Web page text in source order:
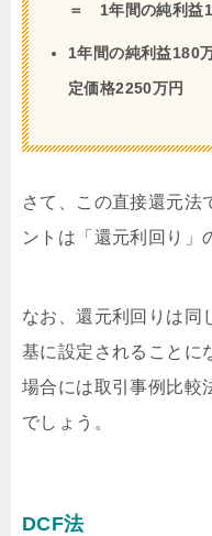
＝ 1年間の純利益
1年間の純利益
定価格2250万円
さて、この直接還元法
ントは「還元利回り」
なお、還元利回りは同
基に設定されることに
場合には取引事例比較
でしょう。
DCF法